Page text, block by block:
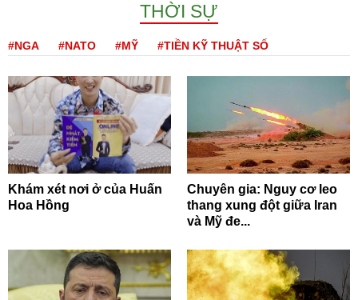
THỜI SỰ
#NGA #NATO #MỸ #TIỀN KỸ THUẬT SỐ
Khám xét nơi ở của Huấn
Hoa Hồng
Chuyên gia: Nguy cơ leo
thang xung đột giữa Iran
và Mỹ đe...